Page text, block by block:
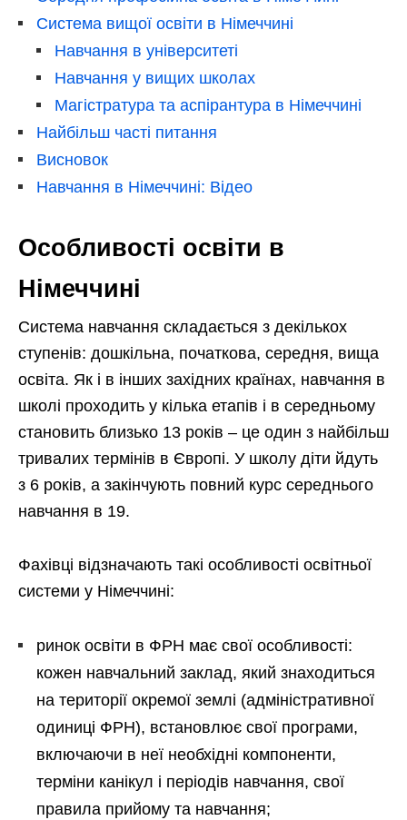
Система вищої освіти в Німеччині
Навчання в університеті
Навчання у вищих школах
Магістратура та аспірантура в Німеччині
Найбільш часті питання
Висновок
Навчання в Німеччині: Відео
Особливості освіти в
Німеччині
Система навчання складається з декількох
ступенів: дошкільна, початкова, середня, вища
освіта. Як і в інших західних країнах, навчання в
школі проходить у кілька етапів і в середньому
становить близько 13 років – це один з найбільш
тривалих термінів в Європі. У школу діти йдуть
з 6 років, а закінчують повний курс середнього
навчання в 19.
Фахівці відзначають такі особливості освітньої
системи у Німеччині:
ринок освіти в ФРН має свої особливості:
кожен навчальний заклад, який знаходиться
на території окремої землі (адміністративної
одиниці ФРН), встановлює свої програми,
включаючи в неї необхідні компоненти,
терміни канікул і періодів навчання, свої
правила прийому та навчання;